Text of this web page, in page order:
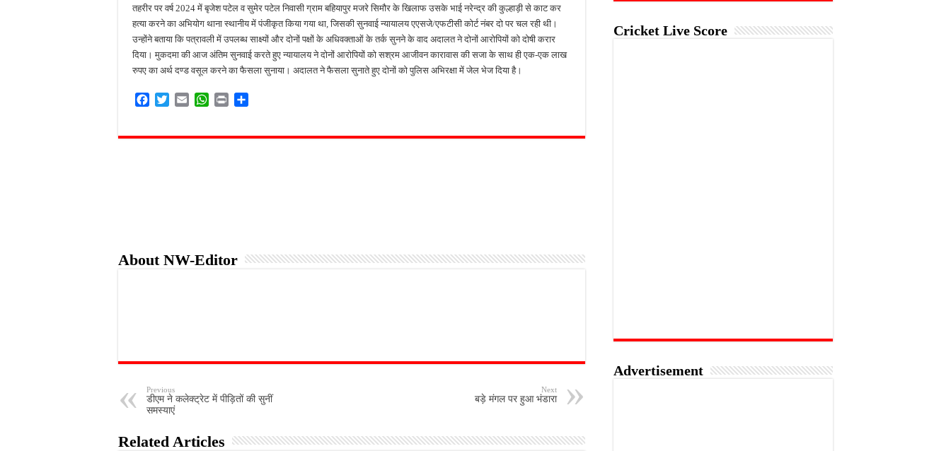
तहरीर पर वर्ष 2024 में बृजेश पटेल व सुमेर पटेल निवासी ग्राम बहियापुर मजरे सिमौर के खिलाफ उसके भाई नरेन्द्र की कुल्हाड़ी से काट कर
हत्या करने का अभियोग थाना स्थानीय में पंजीकृत किया गया था, जिसकी सुनवाई न्यायालय एएसजे/एफटीसी कोर्ट नंबर दो पर चल रही थी।
उन्होंने बताया कि पत्रावली में उपलब्ध साक्ष्यों और दोनों पक्षों के अधिवक्ताओं के तर्क सुनने के वाद अदालत ने दोनों आरोपियों को दोषी करार
दिया। मुकदमा की आज अंतिम सुनवाई करते हुए न्यायालय ने दोनों आरोपियों को सश्रम आजीवन कारावास की सजा के साथ ही एक-एक लाख
रुपए का अर्थ दण्ड वसूल करने का फैसला सुनाया। अदालत ने फैसला सुनाते हुए दोनों को पुलिस अभिरक्षा में जेल भेज दिया है।
e
t
i
W
t
n
r
About NW-Editor
Previous
डीएम ने कलेक्ट्रेट में पीड़ितों की सुनीं
समस्याएं
Next
बड़े मंगल पर हुआ भंडारा
Related Articles
Cricket Live Score
Advertisement